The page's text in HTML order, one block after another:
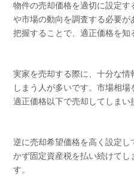
物件の売却価格を適切に設定
や市場の動向を調査する必要
把握することで、適正価格を知
実家を売却する際に、十分な
しまう人が多いです。市場相場
適正価格以下で売却してしまい
逆に売却希望価格を高く設定
かず固定資産税を払い続けて
す。